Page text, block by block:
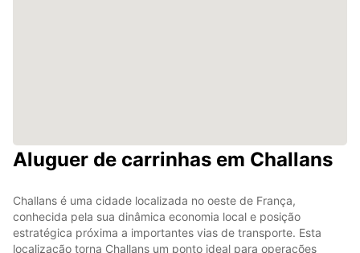
Aluguer de carrinhas em Challans
Challans é uma cidade localizada no oeste de França,
conhecida pela sua dinâmica economia local e posição
estratégica próxima a importantes vias de transporte. Esta
localização torna Challans um ponto ideal para operações